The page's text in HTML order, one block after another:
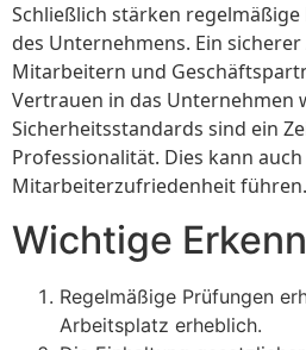
Schließlich stärken
des Unternehmens. Ein
Mitarbeitern und
Vertrauen in das Unternehmen
Sicherheitsstandards sind ein
Professionalität. Dies kann
Mitarbeiterzufriedenheit führen.
Wichtige
Regelmäßige Prüfungen
Arbeitsplatz erheblich.